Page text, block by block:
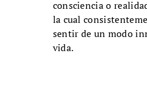
consciencia o
la cual
sentir de un modo
vida.